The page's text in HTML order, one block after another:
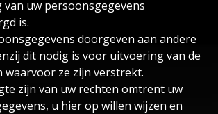
van uw persoonsgegevens
is.
doorgeven aan andere
dit nodig is voor uitvoering van de
waarvoor ze zijn verstrekt.
zijn van uw rechten omtrent uw
u hier op willen wijzen en